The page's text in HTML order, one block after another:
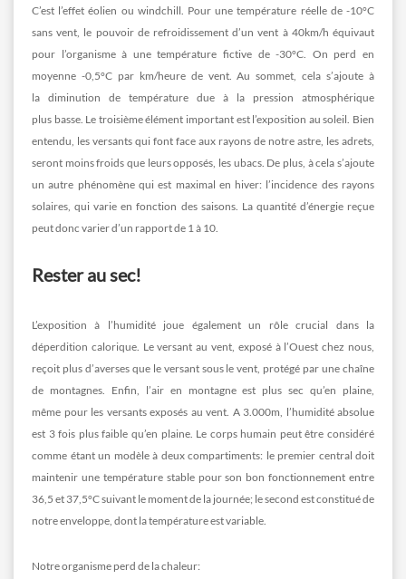
C’est l’effet éolien ou windchill. Pour une température réelle de -10°C
sans vent, le pouvoir de refroidissement d’un vent à 40km/h équivaut
pour l’organisme à une température fictive de -30°C. On perd en
moyenne -0,5°C par km/heure de vent. Au sommet, cela s’ajoute à
la diminution de température due à la pression atmosphérique
plus basse. Le troisième élément important est l’exposition au soleil. Bien
entendu, les versants qui font face aux rayons de notre astre, les adrets,
seront moins froids que leurs opposés, les ubacs. De plus, à cela s’ajoute
un autre phénomène qui est maximal en hiver: l’incidence des rayons
solaires, qui varie en fonction des saisons. La quantité d’énergie reçue
peut donc varier d’un rapport de 1 à 10.
Rester au sec!
L’exposition à l’humidité joue également un rôle crucial dans la
déperdition calorique. Le versant au vent, exposé à l’Ouest chez nous,
reçoit plus d’averses que le versant sous le vent, protégé par une chaîne
de montagnes. Enfin, l’air en montagne est plus sec qu’en plaine,
même pour les versants exposés au vent. A 3.000m, l’humidité absolue
est 3 fois plus faible qu’en plaine. Le corps humain peut être considéré
comme étant un modèle à deux compartiments: le premier central doit
maintenir une température stable pour son bon fonctionnement entre
36,5 et 37,5°C suivant le moment de la journée; le second est constitué de
notre enveloppe, dont la température est variable.
Notre organisme perd de la chaleur: